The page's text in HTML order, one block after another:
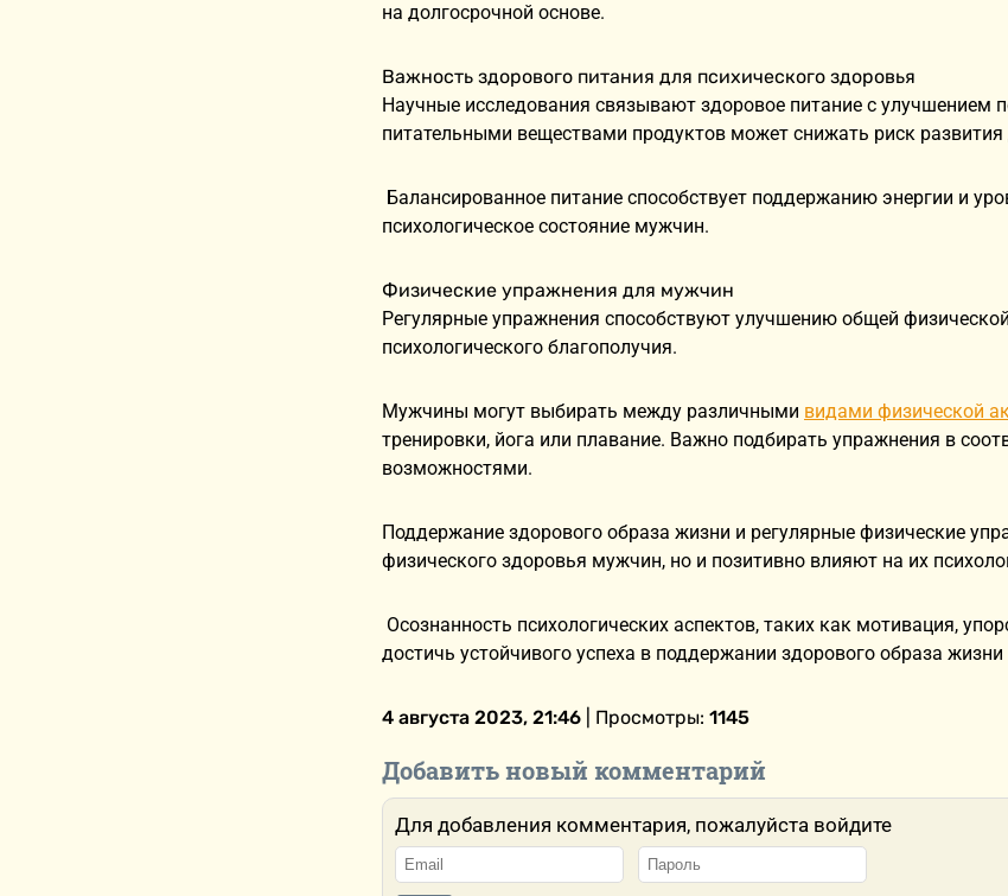
на долгосрочной основе.
Важность здорового питания для психического здоровья
Научные исследования связывают здоровое питание с улучшением
питательными веществами продуктов может снижать риск
Балансированное питание способствует поддержанию энергии и
психологическое состояние мужчин.
Физические упражнения для мужчин
Регулярные упражнения способствуют улучшению общей
психологического благополучия.
Мужчины могут выбирать между различными видами физической
тренировки, йога или плавание. Важно подбирать упражнения в
возможностями.
Поддержание здорового образа жизни и регулярные физические
физического здоровья мужчин, но и позитивно влияют на их
Осознанность психологических аспектов, таких как мотивация,
достичь устойчивого успеха в поддержании здорового образа
4 августа 2023, 21:46 | Просмотры: 1145
Добавить новый комментарий
Для добавления комментария, пожалуйста войдите